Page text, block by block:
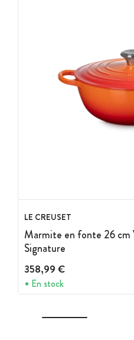
LE CREUSET
Marmite en fonte 26 cm
Signature
358,99 €
En stock